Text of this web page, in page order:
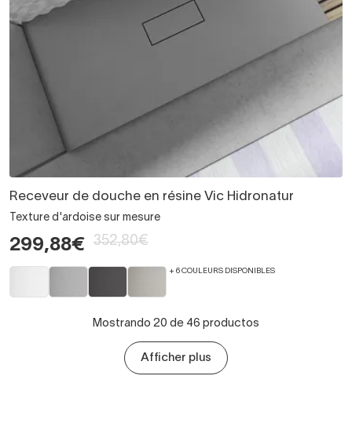
Receveur de douche en résine Vic Hidronatur
Texture d'ardoise sur mesure
299,88€ 352,80€
+ 6 COULEURS DISPONIBLES
Mostrando 20 de 46 productos
Afficher plus